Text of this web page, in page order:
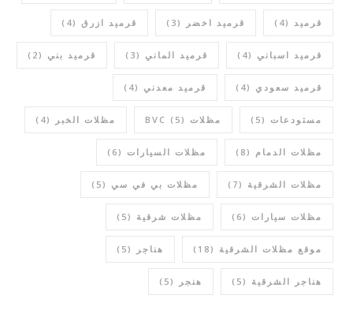
قرميد (4) قرميد اخضر (3) قرميد ازرق (4)
قرميد اسباني (4) قرميد الماني (3) قرميد بني (2)
قرميد سعودي (4) قرميد معدني (4)
مستودعات (5) مظلات BVC (5) مظلات الخبر (4)
مظلات الدمام (8) مظلات السيارات (6)
مظلات الشرقية (7) مظلات بي في سي (5)
مظلات سيارات (6) مظلات شرقية (5)
موقع مظلات الشرقية (18) هناجر (5)
هناجر الشرقية (5) هنجر (5)